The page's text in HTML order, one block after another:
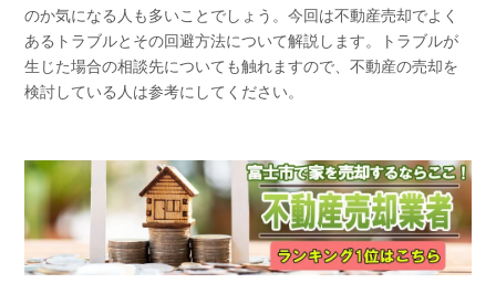
のか気になる人も多いことでしょう。今回は不動産売却でよく
あるトラブルとその回避方法について解説します。トラブルが
生じた場合の相談先についても触れますので、不動産の売却を
検討している人は参考にしてください。